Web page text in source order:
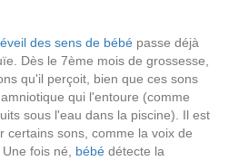
éveil des sens de bébé passe déjà
Dès le 7ème mois de grossesse,
qu'il perçoit, bien que ces sons
qui l'entoure (comme
sous l'eau dans la piscine). Il est
certains sons, comme la voix de
fois né, bébé détecte la